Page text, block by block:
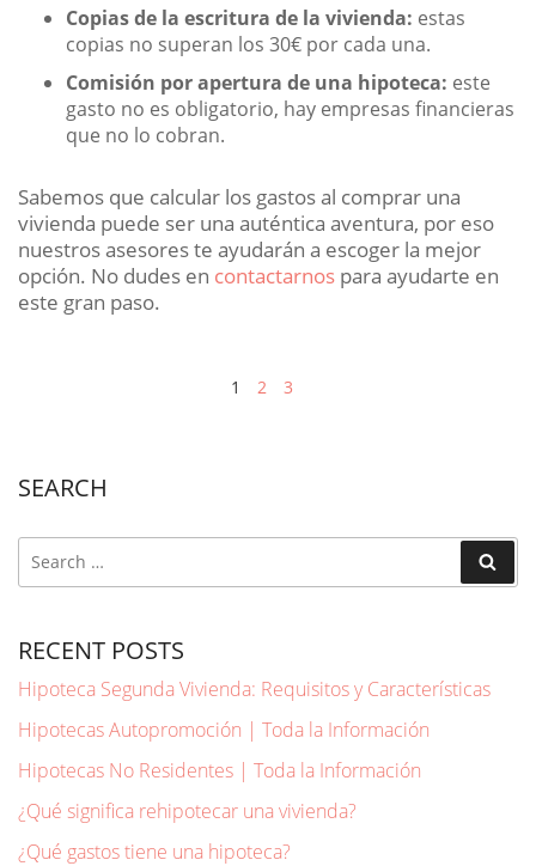
Copias de la escritura de la vivienda: estas
copias no superan los 30€ por cada una.
Comisión por apertura de una hipoteca: este
gasto no es obligatorio, hay empresas financieras
que no lo cobran.
Sabemos que calcular los gastos al comprar una
vivienda puede ser una auténtica aventura, por eso
nuestros asesores te ayudarán a escoger la mejor
opción. No dudes en contactarnos para ayudarte en
este gran paso.
Page
1 Page
2 Page
3
SEARCH
Search
for:
RECENT POSTS
Hipoteca Segunda Vivienda: Requisitos y Características
Hipotecas Autopromoción | Toda la Información
Hipotecas No Residentes | Toda la Información
¿Qué significa rehipotecar una vivienda?
¿Qué gastos tiene una hipoteca?